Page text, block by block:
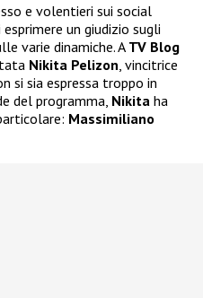
e volentieri sui social
un giudizio sugli
varie dinamiche. A TV Blog
Nikita Pelizon , vincitrice
si sia espressa troppo in
del programma, Nikita ha
Massimiliano